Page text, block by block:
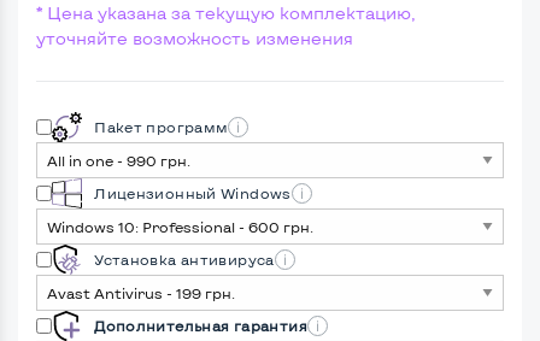
* Цена указана за текущую комплектацию,
уточняйте возможность изменения
Пакет программ
Лицензионный Windows
Установка антивируса
Дополнительная гарантия